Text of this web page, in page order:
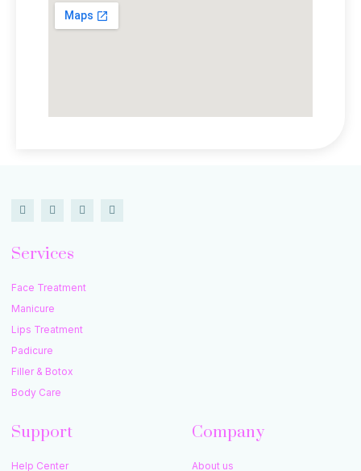
Services
Face Treatment
Manicure
Lips Treatment
Padicure
Filler & Botox
Body Care
Support
Help Center
Company
About us